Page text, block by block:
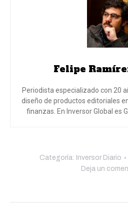
Felipe
Periodista especializado con 20
diseño de productos editoriales
finanzas. En Inversor Global es
Categoría: Inversor Diario
Deja un